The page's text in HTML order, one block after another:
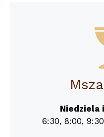
Niedziela
6:30, 8:00,